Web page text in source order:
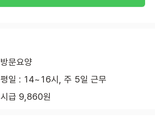
방문요양
평일 : 14~16시, 주 5일 근무
시급 9,860원